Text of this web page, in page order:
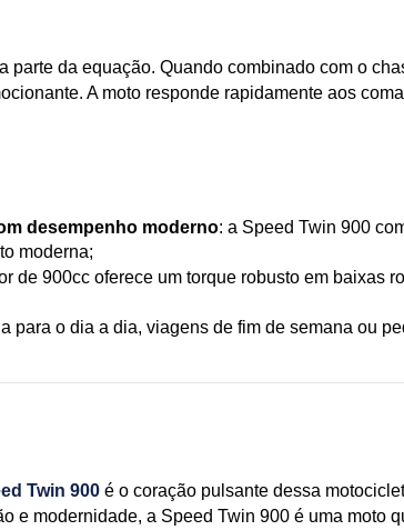
parte da equação. Quando combinado com o
A moto responde rapidamente aos
desempenho moderno: a Speed Twin 900
moderna;
de 900cc oferece um torque robusto em baixas
para o dia a dia, viagens de fim de semana ou
Twin 900 é o coração pulsante dessa
e modernidade, a Speed Twin 900 é uma moto